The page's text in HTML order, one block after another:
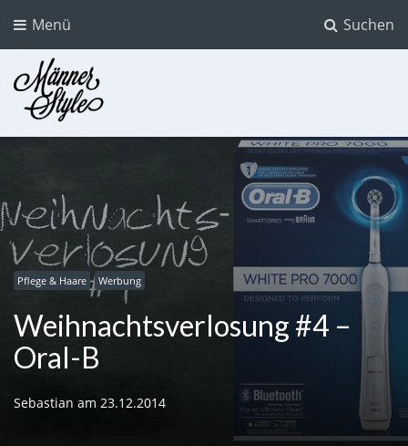
Suchen
Menü
Männer Style
Pflege & Haare Werbung
Weihnachtsverlosung #4 –
Oral-B
Sebastian am 23.12.2014